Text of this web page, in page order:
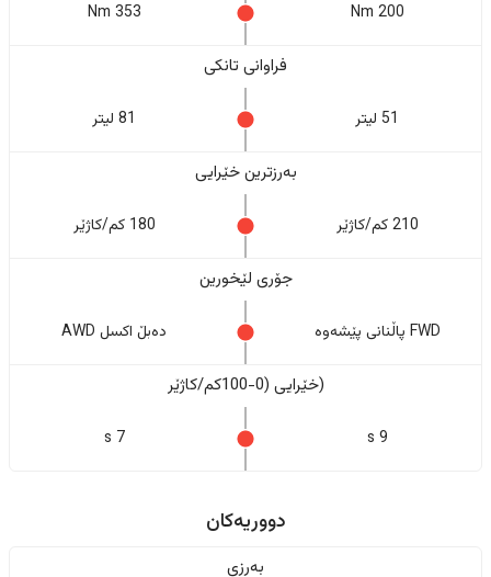
200 Nm
353 Nm
فراوانی تانکی
51 لیتر 81 لیتر
بەرزترین خێرایی
210 کم/کاژێر 180 کم/کاژێر
جۆری لێخورین
FWD پاڵنانی پێشەوە دەبڵ اکسل AWD
(خێرایی (0-100کم/کاژێر
9 s
7 s
دووریەکان
بەرزی